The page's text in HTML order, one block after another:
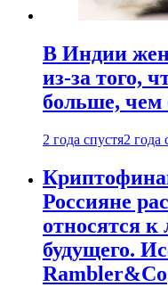
В Индии
из-за того,
больше, чем
2 года спустя2 года
Россияне
относятся
будущего.
Rambler&Co